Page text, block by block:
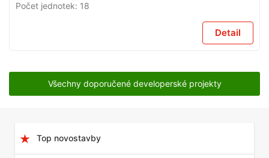
Počet jednotek: 18
Detail
Všechny doporučené developerské projekty
Top novostavby